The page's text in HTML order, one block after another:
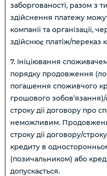
заборгованості, разом з
здійснення платежу
компанії та організації,
здійснює платіж/переказ
7. Ініціювання
порядку продовження
погашення споживчого
грошового
строку дії договору про
неможливим.
строку дії договору/
кредиту в
(позичальником) або
допускається.